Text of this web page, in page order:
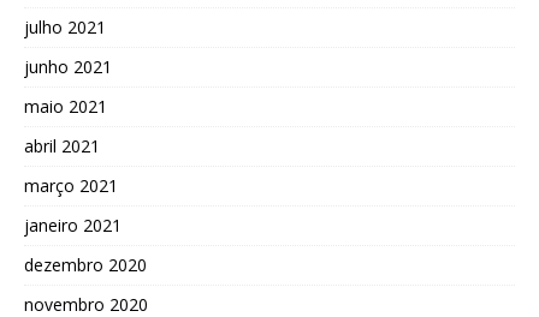
julho 2021
junho 2021
maio 2021
abril 2021
março 2021
janeiro 2021
dezembro 2020
novembro 2020